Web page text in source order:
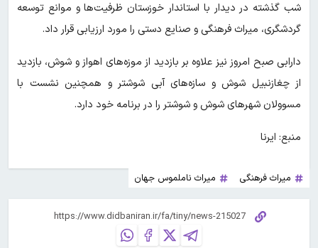
شب گذشته در دیدار با استاندار خوزستان ظرفیت‌ها و موانع توسعه
گردشگری، میراث فرهنگی و صنایع دستی را مورد ارزیابی قرار داد.
دارابی صبح امروز نیز علاوه بر بازدید از موزه‌های اهواز و شوش، بازدید
از چغازنبیل شوش و سازه‌های آبی شوشتر و همچنین نشست با
مسوولان شهرهای شوش و شوشتر را در برنامه خود دارد.
منبع: ایرنا
میراث فرهنگی میراث ناملموس جهان